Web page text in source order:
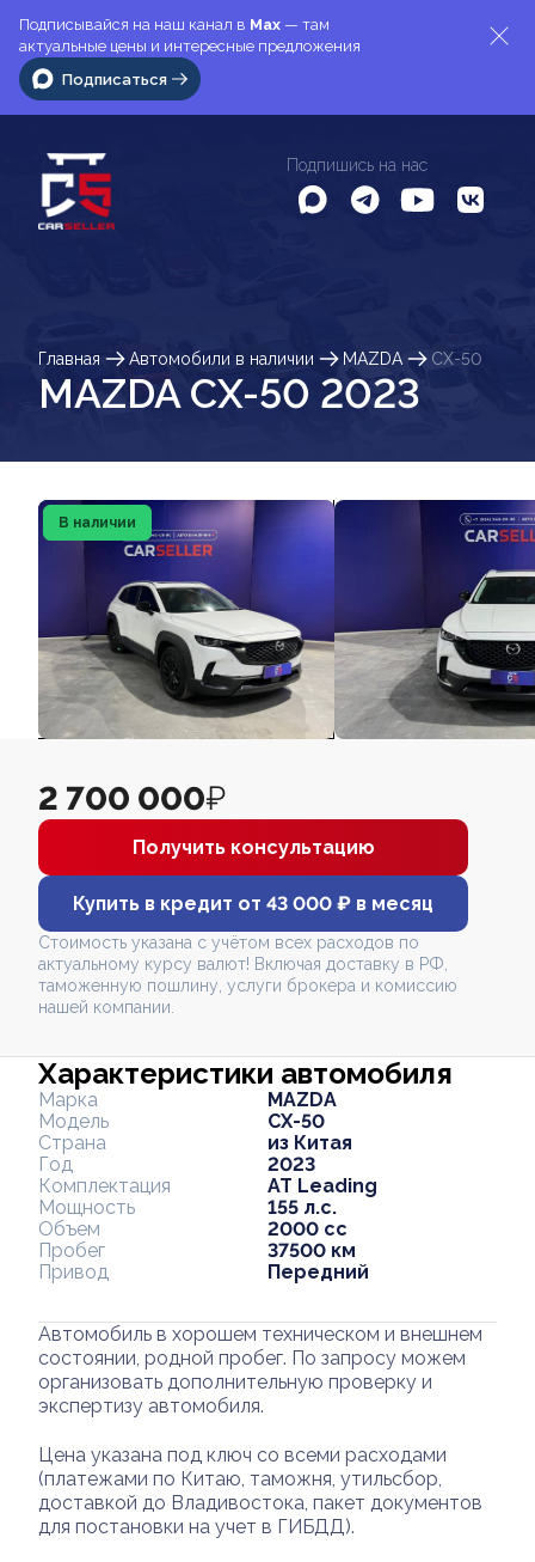
Подписывайся на наш канал в Max — там
актуальные цены и интересные предложения
Подписаться
Подпишись на нас
Главная Автомобили в наличии MAZDA CX-50
MAZDA CX-50 2023
В наличии
Характеристики автомобиля
Марка
MAZDA
Модель
CX-50
Страна
из Китая
Год
2023
Комплектация
AT Leading
Мощность
155 л.с.
Объем
2000 cc
Пробег
37500 км
Привод
Передний
Автомобиль в хорошем техническом и внешнем
состоянии, родной пробег. По запросу можем
организовать дополнительную проверку и
экспертизу автомобиля.
Цена указана под ключ со всеми расходами
(платежами по Китаю, таможня, утильсбор,
доставкой до Владивостока, пакет документов
для постановки на учет в ГИБДД).
2 700 000₽
Получить консультацию
Купить в кредит от 43 000 ₽ в месяц
Стоимость указана с учётом всех расходов по
актуальному курсу валют! Включая доставку в РФ,
таможенную пошлину, услуги брокера и комиссию
нашей компании.